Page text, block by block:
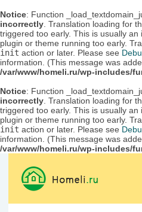
Notice: Function
incorrectly . Translation loading for
triggered too early. This is usually
plugin or theme running too early.
init action or later. Please see
information. (This message was
/var/www/homeli.ru/wp-includes/
Notice: Function
incorrectly . Translation loading for
triggered too early. This is usually
plugin or theme running too early.
init action or later. Please see
information. (This message was
/var/www/homeli.ru/wp-includes/